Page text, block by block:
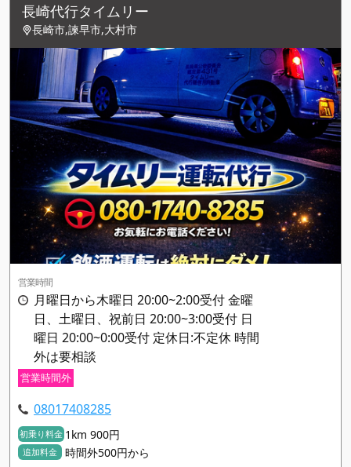
長崎代行タイムリー
長崎市,諫早市,大村市
営業時間
月曜日から木曜日 20:00~2:00受付 金曜
日、土曜日、祝前日 20:00~3:00受付 日
曜日 20:00~0:00受付 定休日:不定休 時間
外は要相談
営業時間外
08017408285
初乗り料金 1km 900円
追加料金 時間外500円から